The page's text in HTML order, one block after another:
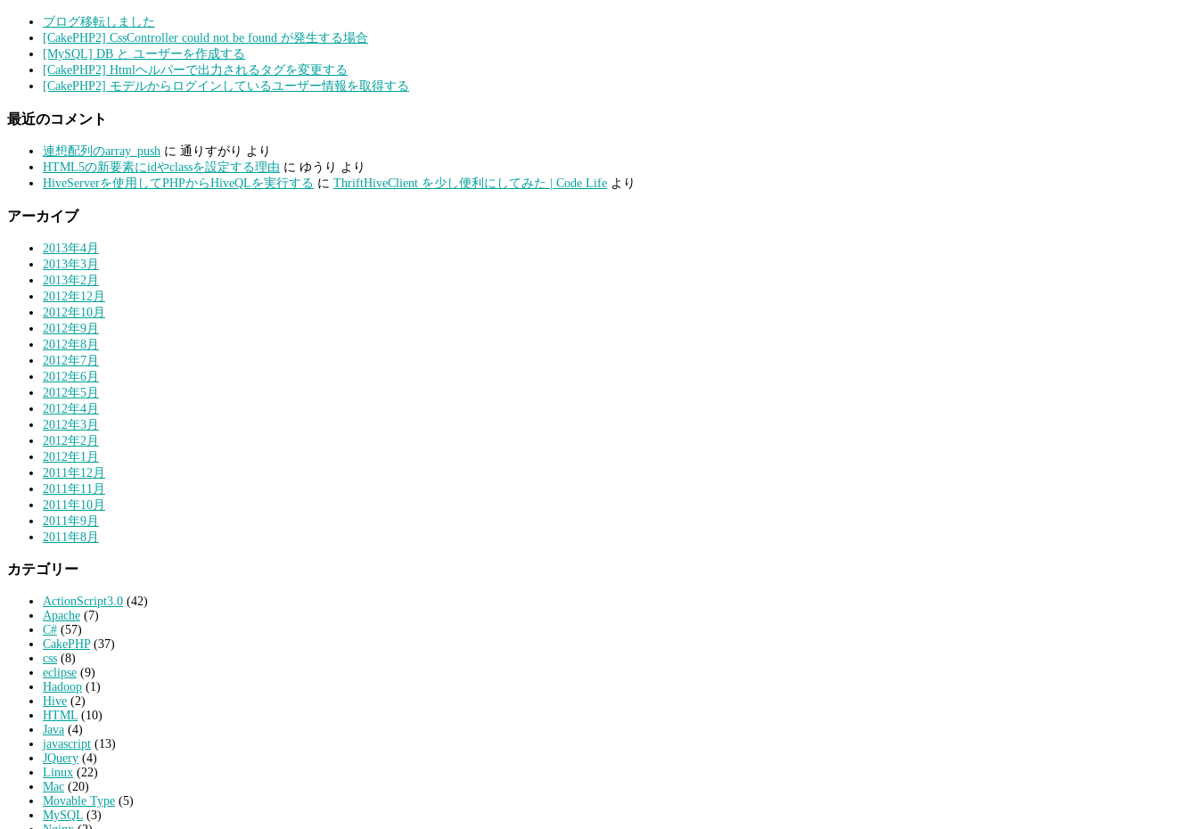
ブログ移転しました
[CakePHP2] CssController could not be found が発生する場合
[MySQL] DB と ユーザーを作成する
[CakePHP2] Htmlヘルパーで出力されるタグを変更する
[CakePHP2] モデルからログインしているユーザー情報を取得する
最近のコメント
連想配列のarray_push に 通りすがり より
HTML5の新要素にidやclassを設定する理由 に ゆうり より
HiveServerを使用してPHPからHiveQLを実行する に ThriftHiveClient を少し便利にしてみた | Code Life より
アーカイブ
2013年4月
2013年3月
2013年2月
2012年12月
2012年10月
2012年9月
2012年8月
2012年7月
2012年6月
2012年5月
2012年4月
2012年3月
2012年2月
2012年1月
2011年12月
2011年11月
2011年10月
2011年9月
2011年8月
カテゴリー
ActionScript3.0 (42)
Apache (7)
C# (57)
CakePHP(37)
css (8)
eclipse (9)
Hadoop (1)
Hive (2)
HTML (10)
Java (4)
javascript (13)
JQuery (4)
Linux (22)
Mac (20)
Movable Type (5)
MySQL (3)